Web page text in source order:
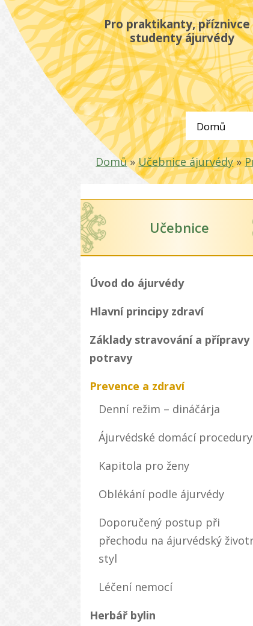
Pro praktikanty, příznivce
studenty ájurvédy
Domů
Domů»Učebnice ájurvédy»
Učebnice
Úvod do ájurvédy
Hlavní principy zdraví
Základy stravování a přípravy
potravy
Prevence a zdraví
Denní režim – dináčárja
Ájurvédské domácí procedury
Kapitola pro ženy
Oblékání podle ájurvédy
Doporučený postup při
přechodu na ájurvédský
styl
Léčení nemocí
Herbář bylin